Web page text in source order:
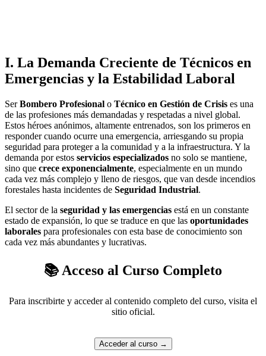
I. La Demanda Creciente de Técnicos en
Emergencias y la Estabilidad Laboral
SerBombero Profesional o Técnico en Gestión de Crisis es una
de las profesiones más demandadas y respetadas a nivel global.
Estos héroes anónimos, altamente entrenados, son los primeros en
responder cuando ocurre una emergencia, arriesgando su propia
seguridad para proteger a la comunidad y a la infraestructura. Y la
demanda por estos servicios especializados no solo se mantiene,
sino que crece exponencialmente, especialmente en un mundo
cada vez más complejo y lleno de riesgos, que van desde incendios
forestales hasta incidentes de Seguridad Industrial.
El sector de la seguridad y las emergencias está en un constante
estado de expansión, lo que se traduce en que las oportunidades
laborales para profesionales con esta base de conocimiento son
cada vez más abundantes y lucrativas.
📚 Acceso al Curso Completo
Para inscribirte y acceder al contenido completo del curso, visita el
sitio oficial.
Acceder al curso →